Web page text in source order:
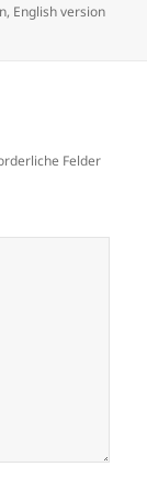
, English version
Felder